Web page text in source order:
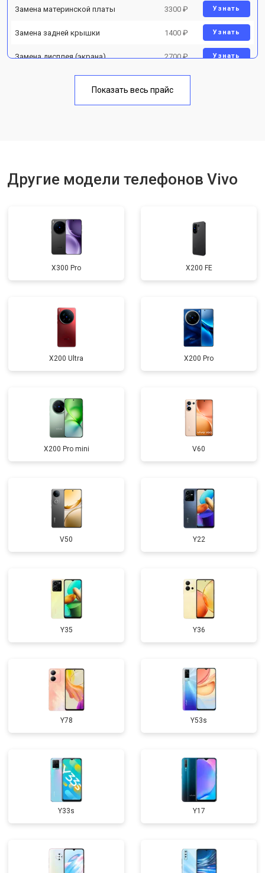
Замена материнской платы 3300 ₽ Узнать
Замена задней крышки 1400 ₽ Узнать
Замена дисплея (экрана) 2700 ₽ Узнать
Замена кнопки включения 1750 ₽
Показать весь прайс
Другие модели телефонов Vivo
X300 Pro X200 FE
X200 Ultra X200 Pro
X200 Pro mini V60
V50 Y22
Y35 Y36
Y78 Y53s
Y33s Y17